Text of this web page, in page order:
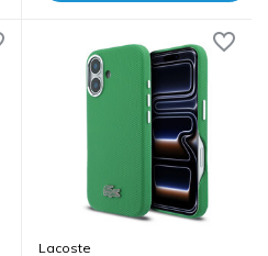
Lacoste